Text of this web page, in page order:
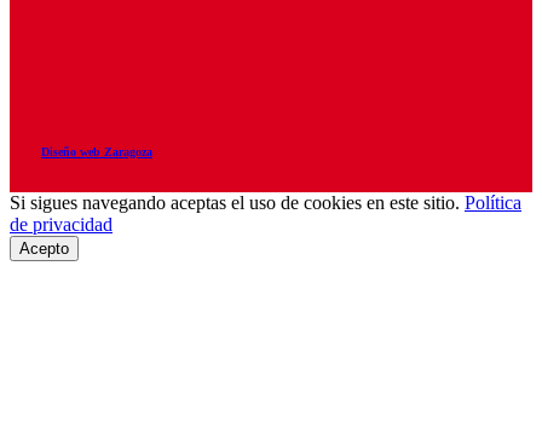
Diseño web Zaragoza
Si sigues navegando aceptas el uso de cookies en este sitio. Política
de privacidad
Acepto